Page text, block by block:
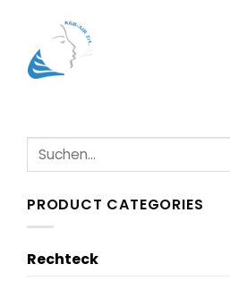
springen
Suchen
nach:
PRODUCT CATEGORIES
Rechteck